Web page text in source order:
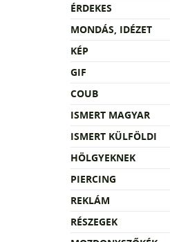
ÉRDEKES
MONDÁS, IDÉZET
KÉP
GIF
COUB
ISMERT MAGYAR
ISMERT KÜLFÖLDI
HÖLGYEKNEK
PIERCING
REKLÁM
RÉSZEGEK